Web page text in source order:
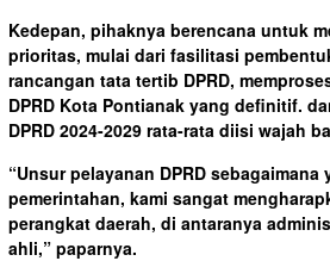
Kedepan, pihaknya berencana untuk
prioritas, mulai dari fasilitasi
rancangan tata tertib DPRD,
DPRD Kota Pontianak yang definitif.
DPRD 2024-2029 rata-rata diisi wajah
“Unsur pelayanan DPRD
pemerintahan, kami sangat
perangkat daerah, di antaranya
ahli,” paparnya.